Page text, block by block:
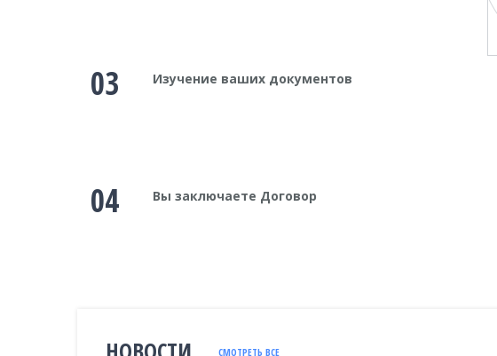
03 Изучение ваших документов
04 Вы заключаете Договор
СМОТРЕТЬ ВСЕ